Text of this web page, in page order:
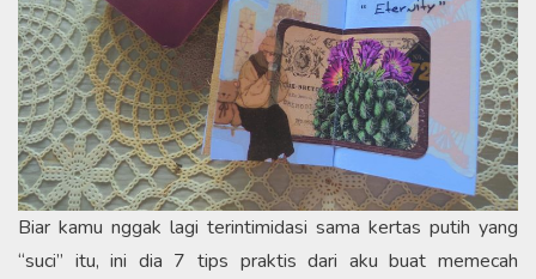
Biar kamu nggak lagi terintimidasi sama kertas putih yang
“suci” itu, ini dia 7 tips praktis dari aku buat memecah